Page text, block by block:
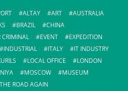
ALTAY ART
AUSTRALIA
BRAZIL
CHINA
CRIMINAL EVENT
EXPEDITION
INDUSTRIAL ITALY
IT INDUSTRY
LOCAL OFFICE
LONDON
MOSCOW
MUSEUM
ROAD AGAIN